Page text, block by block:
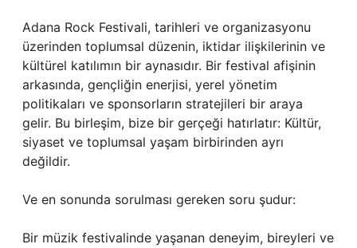
Adana Rock Festivali, tarihleri ve organizasyonu
üzerinden toplumsal düzenin, iktidar ilişkilerinin ve
kültürel katılımın bir aynasıdır. Bir festival afişinin
arkasında, gençliğin enerjisi, yerel yönetim
politikaları ve sponsorların stratejileri bir araya
gelir. Bu birleşim, bize bir gerçeği hatırlatır: Kültür,
siyaset ve toplumsal yaşam birbirinden ayrı
değildir.
Ve en sonunda sorulması gereken soru şudur:
Bir müzik festivalinde yaşanan deneyim, bireyleri ve